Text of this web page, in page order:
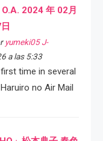
2024 年 02月
yumeki05 J-
a las 5:33
time in several
no Air Mail